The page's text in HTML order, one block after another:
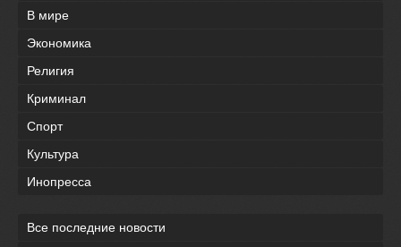
В мире
Экономика
Религия
Криминал
Спорт
Культура
Инопресса
Все последние новости